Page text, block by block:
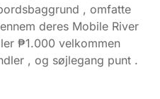
, omfatte
deres Mobile River
₱1.000 velkommen
, og søjlegang punt .